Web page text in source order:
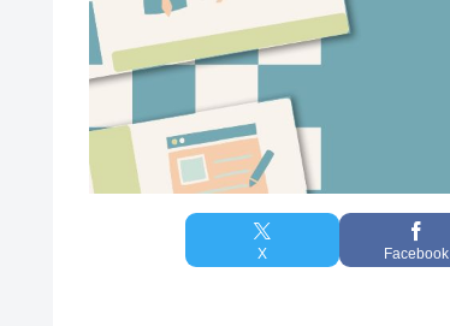
X Facebook